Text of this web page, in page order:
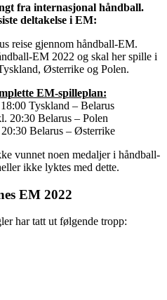
fra internasjonal håndball.
deltakelse i EM:
reise gjennom håndball-EM.
EM 2022 og skal her spille i
Østerrike og Polen.
EM-spilleplan:
Tyskland – Belarus
20:30 Belarus – Polen
Belarus – Østerrike
vunnet noen medaljer i håndball-
ikke lyktes med dette.
EM 2022
har tatt ut følgende tropp: